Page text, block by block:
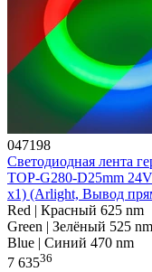
047198
Светодиодная лента
TOP-G280-D25mm
x1) (Arlight, Вывод
Red | Красный 625 nm
Green | Зелёный 525 nm
Blue | Синий 470 nm
7 63536